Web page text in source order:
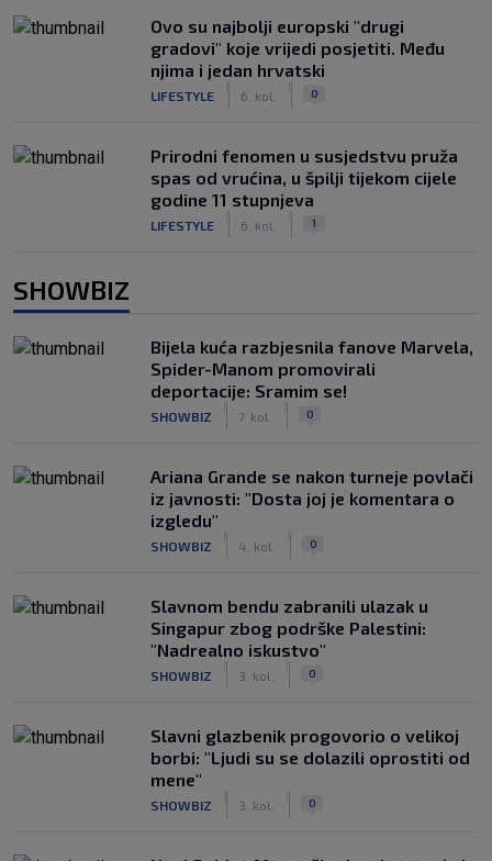
Ovo su najbolji europski "drugi
gradovi" koje vrijedi posjetiti. Među
njima i jedan hrvatski
LIFESTYLE 6. kol. 0
Prirodni fenomen u susjedstvu pruža
spas od vrućina, u špilji tijekom cijele
godine 11 stupnjeva
LIFESTYLE 6. kol. 1
SHOWBIZ
Bijela kuća razbjesnila fanove Marvela,
Spider-Manom promovirali
deportacije: Sramim se!
SHOWBIZ 7. kol. 0
Ariana Grande se nakon turneje povlači
iz javnosti: "Dosta joj je komentara o
izgledu"
SHOWBIZ 4. kol. 0
Slavnom bendu zabranili ulazak u
Singapur zbog podrške Palestini:
"Nadrealno iskustvo"
SHOWBIZ 3. kol. 0
Slavni glazbenik progovorio o velikoj
borbi: "Ljudi su se dolazili oprostiti od
mene"
SHOWBIZ 3. kol. 0